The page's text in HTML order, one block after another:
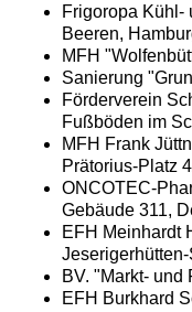
Frigoropa Kühl-
Beeren,
MFH
Sanierung
Förderverein
Fußböden im
MFH Frank
Prätorius-Platz
ONCOTEC-
Gebäude 311,
EFH Meinhardt
BV. "Markt- und
EFH Burkhard